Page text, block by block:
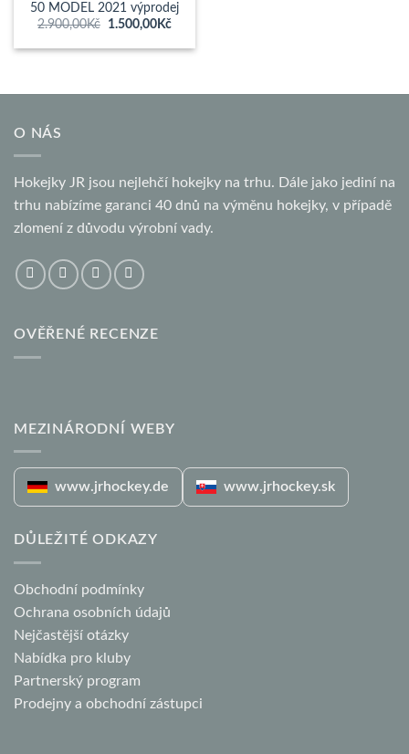
50 MODEL 2021 výprodej
2.900,00Kč
Původní
byla:
1.500,00 KčAktuální
je:
O NÁS
Hokejky JR jsou nejlehčí hokejky na trhu. Dále jako jediní na
trhu nabízíme garanci 40 dnů na výměnu hokejky, v případě
zlomení z důvodu výrobní vady.
OVĚŘENÉ RECENZE
MEZINÁRODNÍ WEBY
www.jrhockey.de www.jrhockey.sk
DŮLEŽITÉ ODKAZY
Obchodní podmínky
Ochrana osobních údajů
Nejčastější otázky
Nabídka pro kluby
Partnerský program
Prodejny a obchodní zástupci